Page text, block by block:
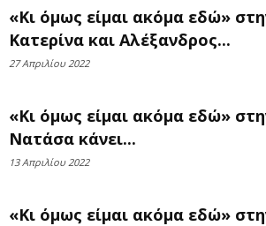
«Κι όμως είμαι ακόμα εδώ»
Κατερίνα και Αλέξανδρος...
27 Απριλίου 2022
«Κι όμως είμαι ακόμα εδώ»
Νατάσα κάνει...
13 Απριλίου 2022
«Κι όμως είμαι ακόμα εδώ»